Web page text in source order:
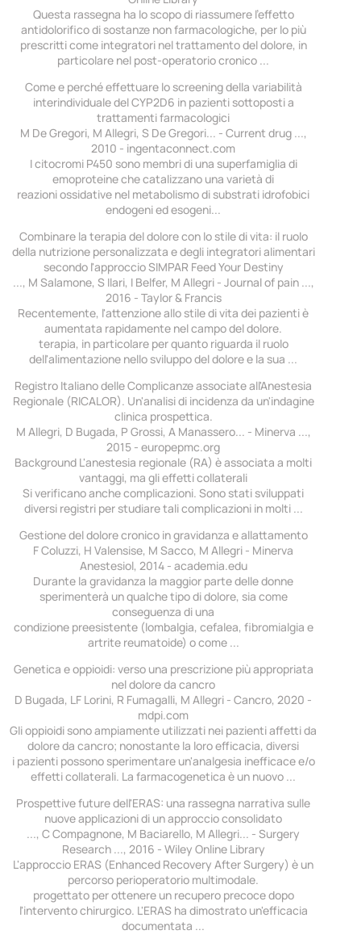
Questa rassegna ha lo scopo di riassumere l'effetto
antidolorifico di sostanze non farmacologiche, per lo più
prescritti come integratori nel trattamento del dolore, in
particolare nel post-operatorio cronico ...
Come e perché effettuare lo screening della variabilità
interindividuale del CYP2D6 in pazienti sottoposti a
trattamenti farmacologici
M De Gregori, M Allegri, S De Gregori... - Current drug ...,
2010 - ingentaconnect.com
I citocromi P450 sono membri di una superfamiglia di
emoproteine che catalizzano una varietà di
reazioni ossidative nel metabolismo di substrati idrofobici
endogeni ed esogeni...
Combinare la terapia del dolore con lo stile di vita: il ruolo
della nutrizione personalizzata e degli integratori alimentari
secondo l'approccio SIMPAR Feed Your Destiny
..., M Salamone, S Ilari, I Belfer, M Allegri - Journal of pain ...,
2016 - Taylor & Francis
Recentemente, l'attenzione allo stile di vita dei pazienti è
aumentata rapidamente nel campo del dolore.
terapia, in particolare per quanto riguarda il ruolo
dell'alimentazione nello sviluppo del dolore e la sua ...
Registro Italiano delle Complicanze associate all'Anestesia
Regionale (RICALOR). Un'analisi di incidenza da un'indagine
clinica prospettica.
M Allegri, D Bugada, P Grossi, A Manassero... - Minerva ...,
2015 - europepmc.org
Background L'anestesia regionale (RA) è associata a molti
vantaggi, ma gli effetti collaterali
Si verificano anche complicazioni. Sono stati sviluppati
diversi registri per studiare tali complicazioni in molti ...
Gestione del dolore cronico in gravidanza e allattamento
F Coluzzi, H Valensise, M Sacco, M Allegri - Minerva
Anestesiol, 2014 - academia.edu
Durante la gravidanza la maggior parte delle donne
sperimenterà un qualche tipo di dolore, sia come
conseguenza di una
condizione preesistente (lombalgia, cefalea, fibromialgia e
artrite reumatoide) o come ...
Genetica e oppioidi: verso una prescrizione più appropriata
nel dolore da cancro
D Bugada, LF Lorini, R Fumagalli, M Allegri - Cancro, 2020 -
mdpi.com
Gli oppioidi sono ampiamente utilizzati nei pazienti affetti da
dolore da cancro; nonostante la loro efficacia, diversi
i pazienti possono sperimentare un'analgesia inefficace e/o
effetti collaterali. La farmacogenetica è un nuovo ...
Prospettive future dell'ERAS: una rassegna narrativa sulle
nuove applicazioni di un approccio consolidato
..., C Compagnone, M Baciarello, M Allegri... - Surgery
Research ..., 2016 - Wiley Online Library
L'approccio ERAS (Enhanced Recovery After Surgery) è un
percorso perioperatorio multimodale.
progettato per ottenere un recupero precoce dopo
l'intervento chirurgico. L'ERAS ha dimostrato un'efficacia
documentata ...